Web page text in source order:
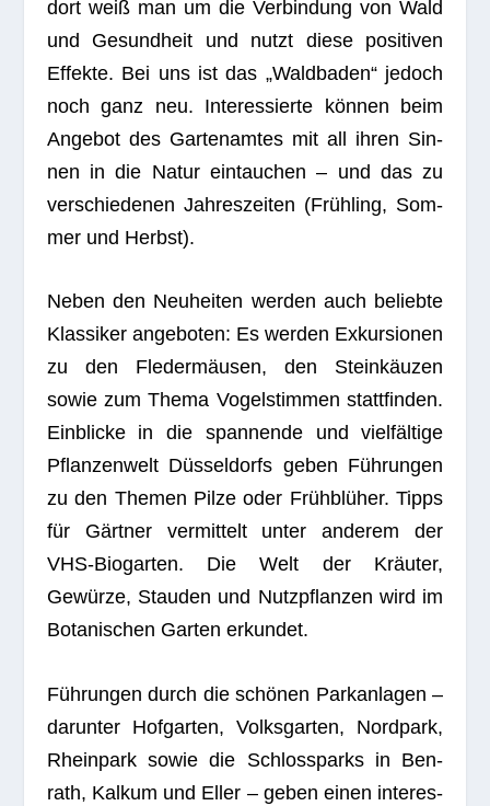
dort weiß man um die Ver­bin­dung von Wald
und Gesund­heit und nutzt diese posi­ti­ven
Effekte. Bei uns ist das „Wald­ba­den“ jedoch
noch ganz neu. Inter­es­sierte kön­nen beim
Ange­bot des Gar­ten­am­tes mit all ihren Sin­
nen in die Natur ein­tau­chen – und das zu
ver­schie­de­nen Jah­res­zei­ten (Früh­ling, Som­
mer und Herbst).
Neben den Neu­hei­ten wer­den auch beliebte
Klas­si­ker ange­bo­ten: Es wer­den Exkur­sio­nen
zu den Fle­der­mäu­sen, den Stein­käu­zen
sowie zum Thema Vogel­stim­men statt­fin­den.
Ein­bli­cke in die span­nende und viel­fäl­tige
Pflan­zen­welt Düs­sel­dorfs geben Füh­run­gen
zu den The­men Pilze oder Früh­blü­her. Tipps
für Gärt­ner ver­mit­telt unter ande­rem der
VHS-Bio­gar­ten. Die Welt der Kräu­ter,
Gewürze, Stau­den und Nutz­pflan­zen wird im
Bota­ni­schen Gar­ten erkundet.
Füh­run­gen durch die schö­nen Park­an­la­gen –
dar­un­ter Hof­gar­ten, Volks­gar­ten, Nord­park,
Rhein­park sowie die Schloss­parks in Ben­
rath, Kal­kum und Eller – geben einen inter­es­